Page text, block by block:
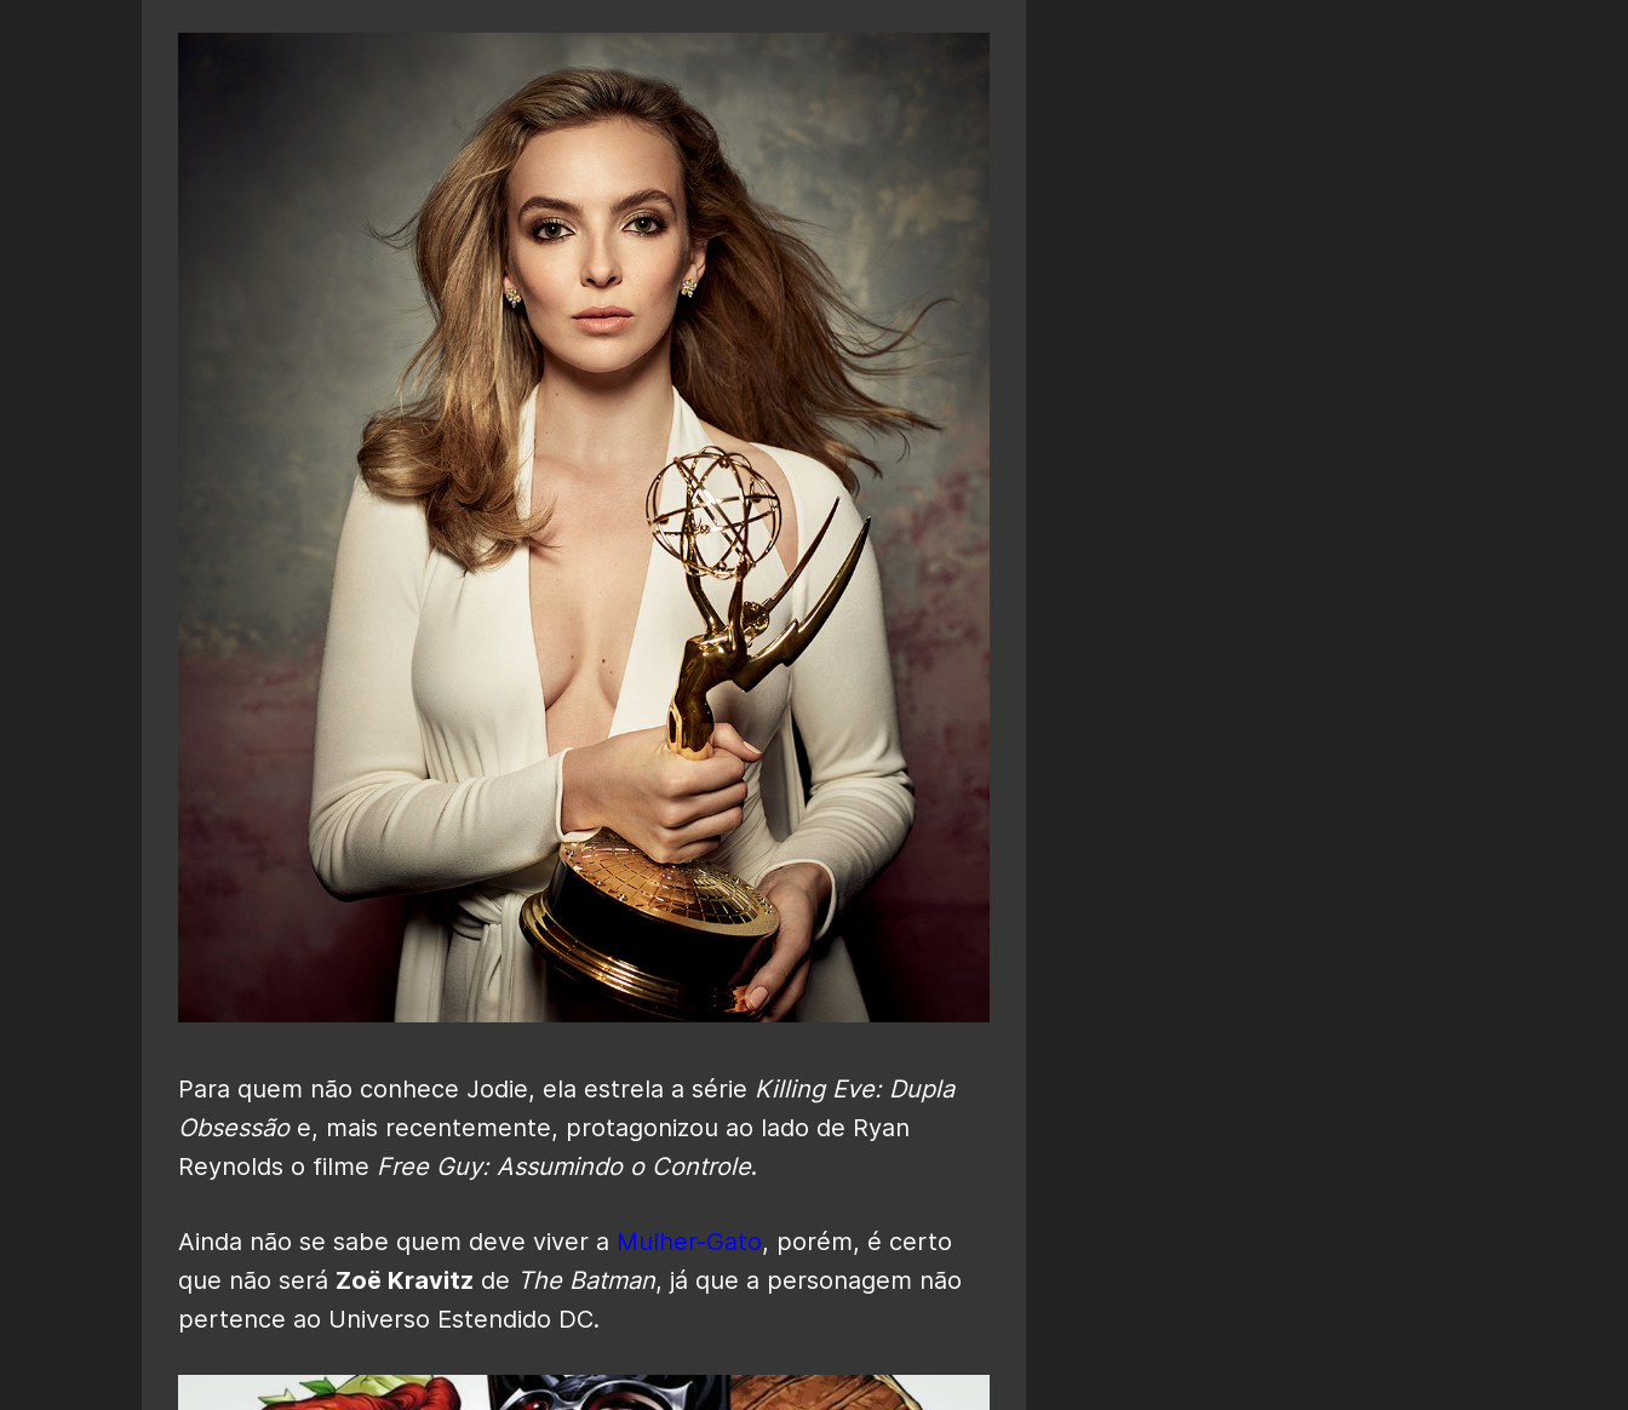
Para quem não conhece Jodie, ela estrela a série Killing Eve: Dupla
Obsessãoe, mais recentemente, protagonizou ao lado de Ryan
Reynolds o filme Free Guy: Assumindo o Controle.
Ainda não se sabe quem deve viver a Mulher-Gato, porém, é certo
que não será Zoë Kravitz de The Batman, já que a personagem não
pertence ao Universo Estendido DC.